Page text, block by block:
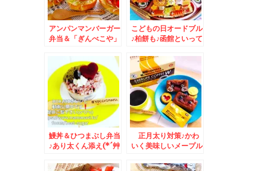
アンパンマンバーガー
弁当＆「ぎんべこや」
こどもの日オードブル
♪柏餅も♪函館といって
みかぜ食堂菜の花」さ
んの函館一美味しい
「海鮮潮ラーメン」
鰻丼＆ひつまぶし弁当
♪あり太くん添え(*´艸
「うなぎ屋かわすい」
正月太り対策♪かわ
いく美味しいメープル
寺「 金子屋」さんで